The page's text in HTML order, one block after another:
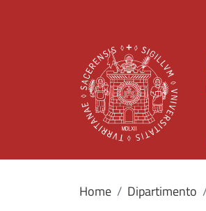
Home Dipartimento